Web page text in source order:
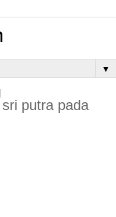
▼
putra pada